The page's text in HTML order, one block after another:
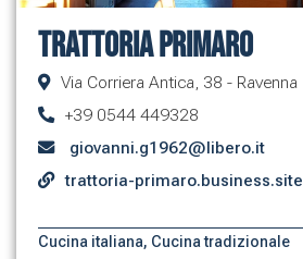
Trattoria Primaro
Via Corriera Antica, 38 - Ravenna
+39 0544 449328
giovanni.g1962@libero.it
trattoria-primaro.business.site
Cucina italiana, Cucina tradizionale